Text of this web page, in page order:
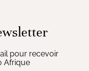
pour recevoir
Afrique